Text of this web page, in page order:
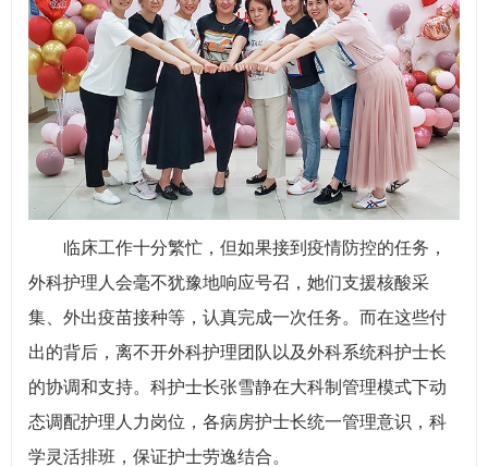
临床工作十分繁忙，但如果接到疫情防控的任务，
外科护理人会毫不犹豫地响应号召，她们支援核酸采
集、外出疫苗接种等，认真完成一次任务。而在这些付
出的背后，离不开外科护理团队以及外科系统科护士长
的协调和支持。科护士长张雪静在大科制管理模式下动
态调配护理人力岗位，各病房护士长统一管理意识，科
学灵活排班，保证护士劳逸结合。